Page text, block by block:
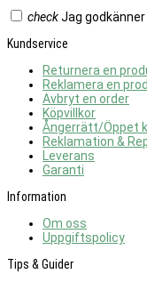
checkJag
Kundservice
Returnera en
Reklamera en
Avbryt en order
Köpvillkor
Ångerrätt/Öppet
Reklamation &
Leverans
Garanti
Information
Om oss
Uppgiftspolicy
Tips & Guider